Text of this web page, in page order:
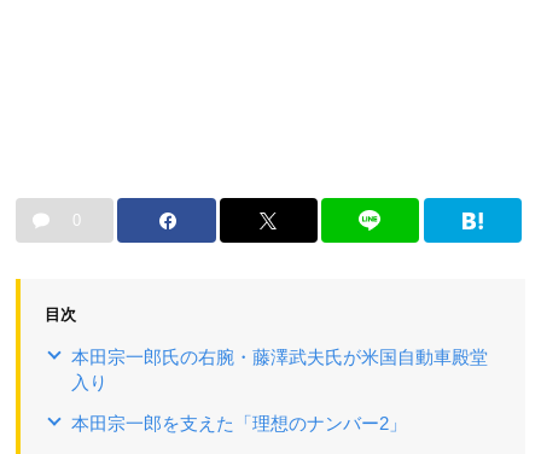
0
目次
本田宗一郎氏の右腕・藤澤武夫氏が米国自動車殿堂
入り
本田宗一郎を支えた「理想のナンバー2」